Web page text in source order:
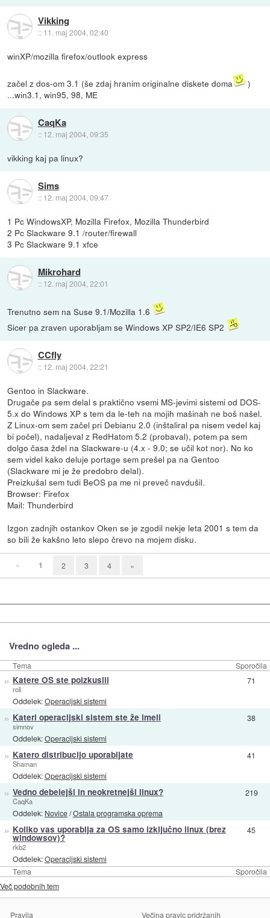
Vikking
:: 11. maj 2004, 02:40
winXP/mozilla firefox/outlook express
začel z dos-om 3.1 (še zdaj hranim originalne diskete doma
)
...win3.1, win95, 98, ME
CaqKa
:: 12. maj 2004, 09:35
vikking kaj pa linux?
Sims
:: 12. maj 2004, 09:47
1 Pc WindowsXP, Mozilla Firefox, Mozilla Thunderbird
2 Pc Slackware 9.1 /router/firewall
3 Pc Slackware 9.1 xfce
Mikrohard
:: 12. maj 2004, 22:01
Trenutno sem na Suse 9.1/Mozilla 1.6
Sicer pa zraven uporabljam se Windows XP SP2/IE6 SP2
CCfly
:: 12. maj 2004, 22:21
Gentoo in Slackware.
Drugače pa sem delal s praktično vsemi MS-jevimi sistemi od DOS-
5.x do Windows XP s tem da le-teh na mojih mašinah ne boš našel.
Z Linux-om sem začel pri Debianu 2.0 (inštaliral pa nisem vedel kaj
bi počel), nadaljeval z RedHatom 5.2 (probaval), potem pa sem
dolgo časa ždel na Slackware-u (4.x - 9.0; se učil kot nor). No ko
sem videl kako deluje portage sem prešel pa na Gentoo
(Slackware mi je že predobro delal).
Preizkušal sem tudi BeOS pa me ni preveč navdušil.
Browser: Firefox
Mail: Thunderbird
Izgon zadnjih ostankov Oken se je zgodil nekje leta 2001 s tem da
so bili že kakšno leto slepo črevo na mojem disku.
« 1 2 3 4 »
Vredno ogleda ...
Tema Sporočila
Tema Sporočila
» Katere OS ste poizkusili
roli
Oddelek:Operacijski sistemi
71
» Kateri operacijski sistem ste že imeli
simnov
Oddelek:Operacijski sistemi
38
» Katero distribucijo uporabljate
Shaman
Oddelek:Operacijski sistemi
41
» Vedno debelejši in neokretnejši linux?
CaqKa
Oddelek: Novice/Ostala programska oprema
219
» Koliko vas uporablja za OS samo izključno linux (brez
windowsov)?
rkb2
Oddelek:Operacijski sistemi
45
Več podobnih tem
Pravila Večina pravic pridržanih